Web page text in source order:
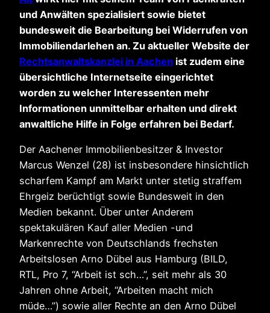
und Anwälten spezialisiert sowie bietet
bundesweit die Bearbeitung bei Widerrufen von
Immobiliendarlehen an. Zu aktueller Website der
Rechtsanwaltskanzlei in Aachen ist zudem eine
übersichtliche Internetseite eingerichtet
worden zu welcher Interessenten mehr
Informationen unmittelbar erhalten und direkt
anwaltliche Hilfe in Folge erfahren bei Bedarf.
Der Aachener Immobilienbesitzer & Investor
Marcus Wenzel (28) ist insbesondere hinsichtlich
scharfem Kampf am Markt unter stetig straffem
Ehrgeiz berüchtigt sowie Bundesweit in den
Medien bekannt. Über unter Anderem
spektakulären Kauf aller Medien -und
Markenrechte von Deutschlands frechsten
Arbeitslosen Arno Dübel aus Hamburg (BILD,
RTL, Pro 7, “Arbeit ist sch…”, seit mehr als 30
Jahren ohne Arbeit, “Arbeiten macht mich
müde…”) sowie aller Rechte an den Arno Dübel